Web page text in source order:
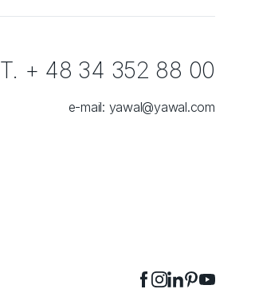
T. + 48 34 352 88 00
e-mail: yawal@yawal.com